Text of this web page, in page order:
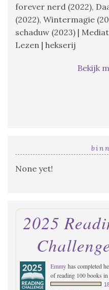
forever nerd (2022),
(2022), Wintermagie
schaduw (2023) |
Lezen | hekserij
Bekijk
None yet!
2025
Emmyhas completed
of reading 100 books